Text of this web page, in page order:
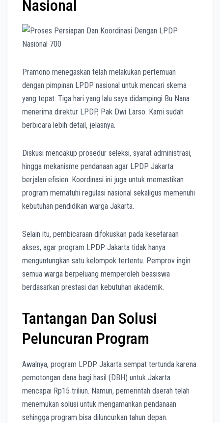
Nasional
Pramono menegaskan telah melakukan pertemuan
dengan pimpinan LPDP nasional untuk mencari skema
yang tepat. Tiga hari yang lalu saya didampingi Bu Nana
menerima direktur LPDP, Pak Dwi Larso. Kami sudah
berbicara lebih detail, jelasnya.
Diskusi mencakup prosedur seleksi, syarat administrasi,
hingga mekanisme pendanaan agar LPDP Jakarta
berjalan efisien. Koordinasi ini juga untuk memastikan
program mematuhi regulasi nasional sekaligus memenuhi
kebutuhan pendidikan warga Jakarta.
Selain itu, pembicaraan difokuskan pada kesetaraan
akses, agar program LPDP Jakarta tidak hanya
menguntungkan satu kelompok tertentu. Pemprov ingin
semua warga berpeluang memperoleh beasiswa
berdasarkan prestasi dan kebutuhan akademik.
Tantangan Dan Solusi
Peluncuran Program
Awalnya, program LPDP Jakarta sempat tertunda karena
pemotongan dana bagi hasil (DBH) untuk Jakarta
mencapai Rp15 triliun. Namun, pemerintah daerah telah
menemukan solusi untuk mengamankan pendanaan
sehingga program bisa diluncurkan tahun depan.